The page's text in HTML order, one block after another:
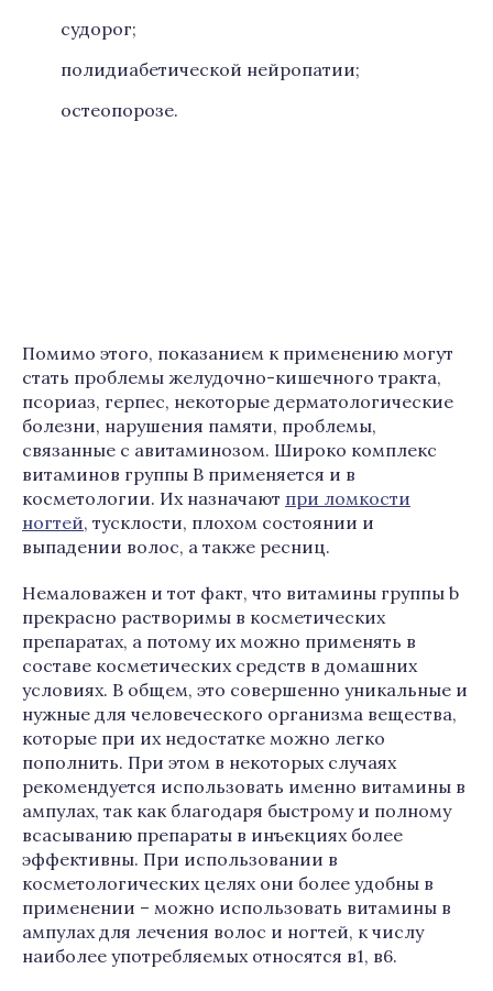
судорог;
полидиабетической нейропатии;
остеопорозе.
Помимо этого, показанием к применению могут
стать проблемы желудочно-кишечного тракта,
псориаз, герпес, некоторые дерматологические
болезни, нарушения памяти, проблемы,
связанные с авитаминозом. Широко комплекс
витаминов группы В применяется и в
косметологии. Их назначают при ломкости
ногтей, тусклости, плохом состоянии и
выпадении волос, а также ресниц.
Немаловажен и тот факт, что витамины группы b
прекрасно растворимы в косметических
препаратах, а потому их можно применять в
составе косметических средств в домашних
условиях. В общем, это совершенно уникальные и
нужные для человеческого организма вещества,
которые при их недостатке можно легко
пополнить. При этом в некоторых случаях
рекомендуется использовать именно витамины в
ампулах, так как благодаря быстрому и полному
всасыванию препараты в инъекциях более
эффективны. При использовании в
косметологических целях они более удобны в
применении – можно использовать витамины в
ампулах для лечения волос и ногтей, к числу
наиболее употребляемых относятся в1, в6.